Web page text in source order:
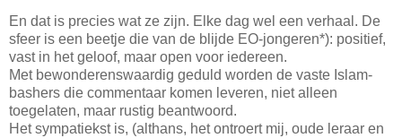
En dat is precies wat ze zijn. Elke dag wel een verhaal. De
sfeer is een beetje die van de blijde EO-jongeren*): positief,
vast in het geloof, maar open voor iedereen.
Met bewonderenswaardig geduld worden de vaste Islam-
bashers die commentaar komen leveren, niet alleen
toegelaten, maar rustig beantwoord.
Het sympatiekst is, (althans, het ontroert mij, oude leraar en